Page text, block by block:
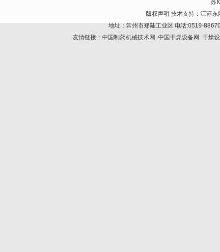
苏
版权声明 技术支持： 江苏东
地址：常州市郑陆工业区 电话:0519-
友情链接： 中国制药机械技术网 中国干燥设备网 干燥